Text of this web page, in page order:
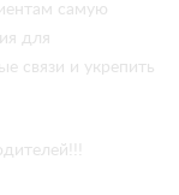
самую
для
связи и укрепить